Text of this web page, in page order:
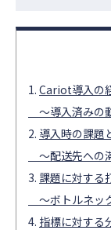
Cariot導入の
～導入済みの
導入時の課題
～配送先への
課題に対する
～ボトルネッ
指標に対する